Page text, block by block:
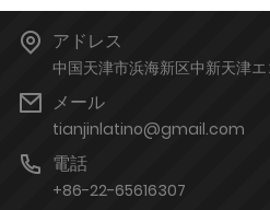
アドレス
中国天津市浜海新区中新天津
メール
tianjinlatino@gmail.com
電話
+86-22-65616307